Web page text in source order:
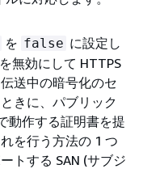
を false に設定し
無効にして HTTPS
送中の暗号化のセ
きに、パブリック
動作する証明書を提
を行う方法の 1 つ
トする SAN (サブジ